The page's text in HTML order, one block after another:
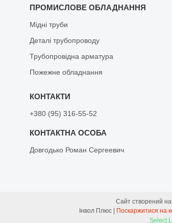
ПРОМИСЛОВЕ ОБЛАДНАННЯ
Мідні труби
Деталі трубопроводу
Трубопровідна арматура
Пожежне обладнання
+380 (95) 316-55-52
Довгодько Роман Сергеевич
Сайт створений на
Поскаржитися на
Select